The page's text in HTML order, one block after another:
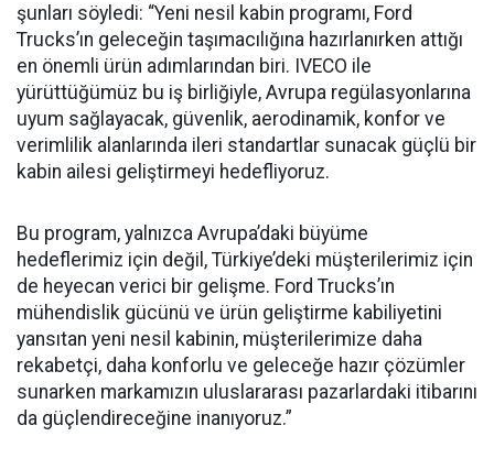
şunları söyledi: “Yeni nesil kabin programı, Ford
Trucks’ın geleceğin taşımacılığına hazırlanırken attığı
en önemli ürün adımlarından biri. IVECO ile
yürüttüğümüz bu iş birliğiyle, Avrupa regülasyonlarına
uyum sağlayacak, güvenlik, aerodinamik, konfor ve
verimlilik alanlarında ileri standartlar sunacak güçlü bir
kabin ailesi geliştirmeyi hedefliyoruz.
Bu program, yalnızca Avrupa’daki büyüme
hedeflerimiz için değil, Türkiye’deki müşterilerimiz için
de heyecan verici bir gelişme. Ford Trucks’ın
mühendislik gücünü ve ürün geliştirme kabiliyetini
yansıtan yeni nesil kabinin, müşterilerimize daha
rekabetçi, daha konforlu ve geleceğe hazır çözümler
sunarken markamızın uluslararası pazarlardaki itibarını
da güçlendireceğine inanıyoruz.”